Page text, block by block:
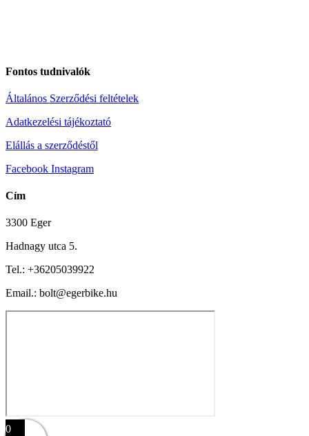
Fontos tudnivalók
Általános Szerződési feltételek
Adatkezelési tájékoztató
Elállás a szerződéstől
Facebook Instagram
Cím
3300 Eger
Hadnagy utca 5.
Tel.: +36205039922
Email.: bolt@egerbike.hu
0